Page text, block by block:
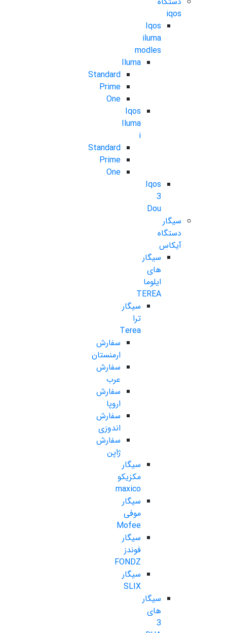
iqos
Iqos
iluma
modles
Iluma
Standard
Prime
One
Iqos
Iluma
i
Standard
Prime
One
Iqos
3
Dou
سیگار
دستگاه
آیکاس
سیگار
های
ایلوما
TEREA
سیگار
ترا
Terea
سفارش
ارمنستان
سفارش
عرب
سفارش
اروپا
سفارش
اندوزی
سفارش
ژاپن
سیگار
مکزیکو
maxico
سیگار
موفی
Mofee
سیگار
فوندز
FONDZ
سیگار
SLIX
سیگار
های
3